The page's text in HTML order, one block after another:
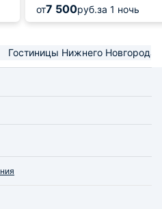
от7 500руб.за 1 ночь
Гостиницы Нижнего Новгорода